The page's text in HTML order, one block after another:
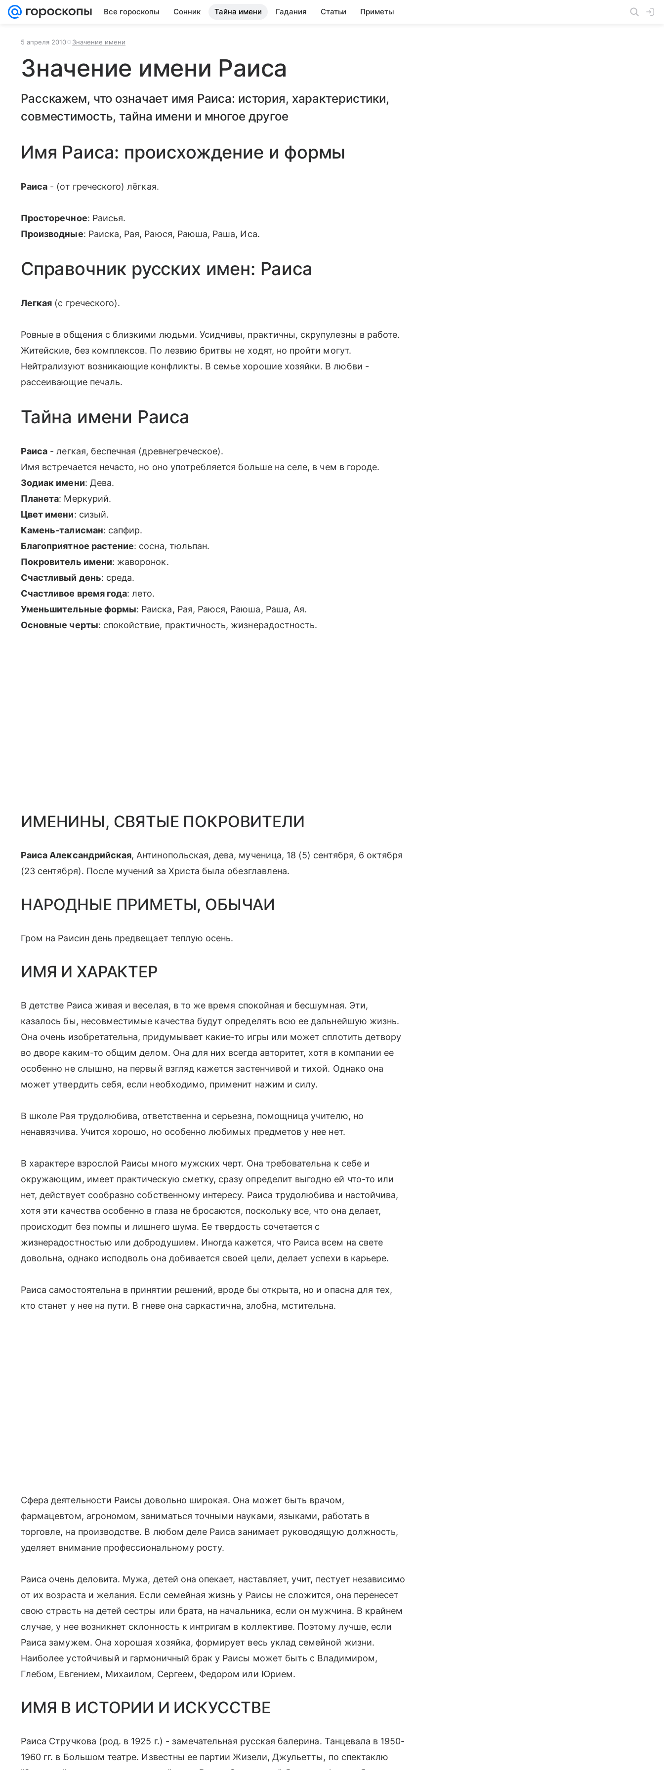
Все гороскопы Сонник Тайна имени Гадания Статьи Приметы
5 апреля 2010 Значение имени
Значение имени Раиса
Расскажем, что означает имя Раиса: история, характеристики,
совместимость, тайна имени и многое другое
Имя Раиса: происхождение и формы
Раиса - (от греческого) лёгкая.
Просторечное: Раисья.
Производные: Раиска, Рая, Раюся, Раюша, Раша, Иса.
Справочник русских имен: Раиса
Легкая (с греческого).
Ровные в общения с близкими людьми. Усидчивы, практичны, скрупулезны в работе.
Житейские, без комплексов. По лезвию бритвы не ходят, но пройти могут.
Нейтрализуют возникающие конфликты. В семье хорошие хозяйки. В любви -
рассеивающие печаль.
Тайна имени Раиса
Раиса - легкая, беспечная (древнегреческое).
Имя встречается нечасто, но оно употребляется больше на селе, в чем в городе.
Зодиак имени: Дева.
Планета: Меркурий.
Цвет имени: сизый.
Камень-талисман: сапфир.
Благоприятное растение: сосна, тюльпан.
Покровитель имени: жаворонок.
Счастливый день: среда.
Счастливое время года: лето.
Уменьшительные формы: Раиска, Рая, Раюся, Раюша, Раша, Ая.
Основные черты: спокойствие, практичность, жизнерадостность.
ИМЕНИНЫ, СВЯТЫЕ ПОКРОВИТЕЛИ
Раиса Александрийская, Антинопольская, дева, мученица, 18 (5) сентября, 6 октября
(23 сентября). После мучений за Христа была обезглавлена.
НАРОДНЫЕ ПРИМЕТЫ, ОБЫЧАИ
Гром на Раисин день предвещает теплую осень.
ИМЯ И ХАРАКТЕР
В детстве Раиса живая и веселая, в то же время спокойная и бесшумная. Эти,
казалось бы, несовместимые качества будут определять всю ее дальнейшую жизнь.
Она очень изобретательна, придумывает какие-то игры или может сплотить детвору
во дворе каким-то общим делом. Она для них всегда авторитет, хотя в компании ее
особенно не слышно, на первый взгляд кажется застенчивой и тихой. Однако она
может утвердить себя, если необходимо, применит нажим и силу.
В школе Рая трудолюбива, ответственна и серьезна, помощница учителю, но
ненавязчива. Учится хорошо, но особенно любимых предметов у нее нет.
В характере взрослой Раисы много мужских черт. Она требовательна к себе и
окружающим, имеет практическую сметку, сразу определит выгодно ей что-то или
нет, действует сообразно собственному интересу. Раиса трудолюбива и настойчива,
хотя эти качества особенно в глаза не бросаются, поскольку все, что она делает,
происходит без помпы и лишнего шума. Ее твердость сочетается с
жизнерадостностью или добродушием. Иногда кажется, что Раиса всем на свете
довольна, однако исподволь она добивается своей цели, делает успехи в карьере.
Раиса самостоятельна в принятии решений, вроде бы открыта, но и опасна для тех,
кто станет у нее на пути. В гневе она саркастична, злобна, мстительна.
Сфера деятельности Раисы довольно широкая. Она может быть врачом,
фармацевтом, агрономом, заниматься точными науками, языками, работать в
торговле, на производстве. В любом деле Раиса занимает руководящую должность,
уделяет внимание профессиональному росту.
Раиса очень деловита. Мужа, детей она опекает, наставляет, учит, пестует независимо
от их возраста и желания. Если семейная жизнь у Раисы не сложится, она перенесет
свою страсть на детей сестры или брата, на начальника, если он мужчина. В крайнем
случае, у нее возникнет склонность к интригам в коллективе. Поэтому лучше, если
Раиса замужем. Она хорошая хозяйка, формирует весь уклад семейной жизни.
Наиболее устойчивый и гармоничный брак у Раисы может быть с Владимиром,
Глебом, Евгением, Михаилом, Сергеем, Федором или Юрием.
ИМЯ В ИСТОРИИ И ИСКУССТВЕ
Раиса Стручкова (род. в 1925 г.) - замечательная русская балерина. Танцевала в 1950-
1960 гг. в Большом театре. Известны ее партии Жизели, Джульетты, по спектаклю